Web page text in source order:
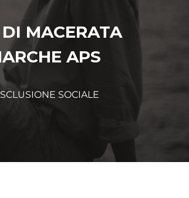
MACERATA
APS
SOCIALE